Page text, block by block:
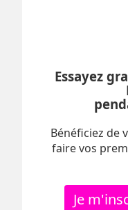
Essayez
Bénéficiez de
faire vos
Je